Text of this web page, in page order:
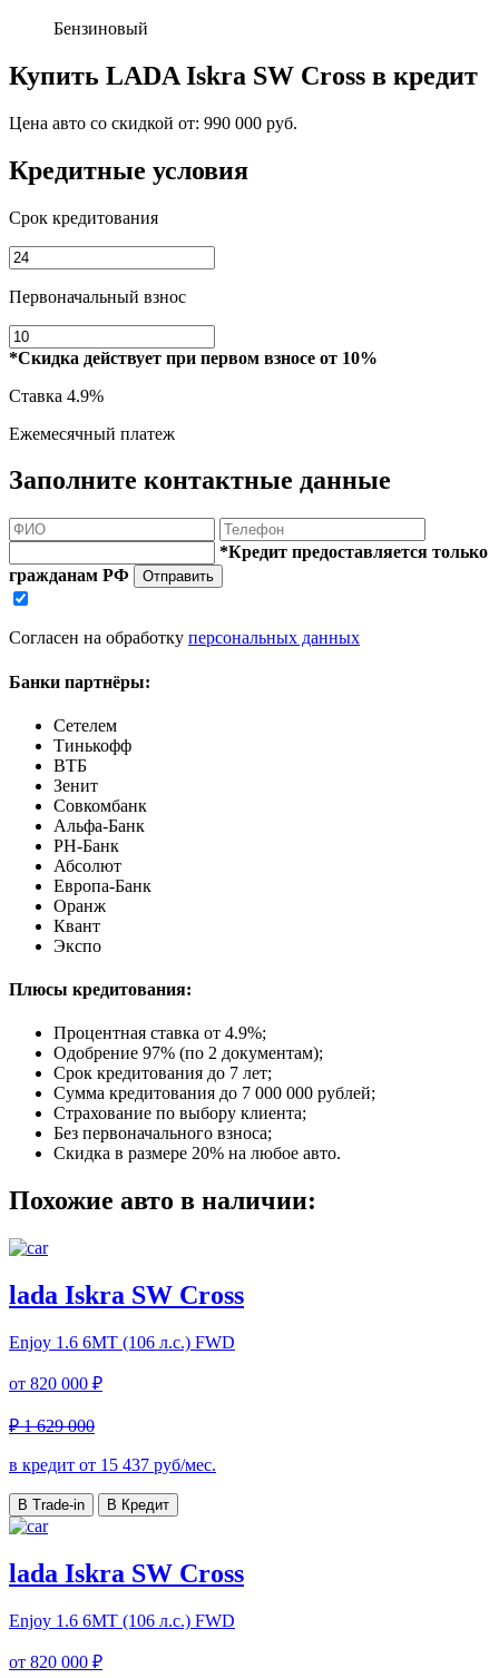
Бензиновый
Купить LADA Iskra SW Cross в кредит
Цена авто со скидкой от: 990 000 руб.
Кредитные условия
Срок кредитования
Первоначальный взнос
*Скидка действует при первом взносе от 10%
Ставка 4.9%
Ежемесячный платеж
Заполните контактные данные
*Кредит предоставляется только
гражданам РФ
Отправить
Согласен на обработку персональных данных
Банки партнёры:
Сетелем
Тинькофф
ВТБ
Зенит
Совкомбанк
Альфа-Банк
РН-Банк
Абсолют
Европа-Банк
Оранж
Квант
Экспо
Плюсы кредитования:
Процентная ставка от 4.9%;
Одобрение 97% (по 2 документам);
Срок кредитования до 7 лет;
Сумма кредитования до 7 000 000 рублей;
Страхование по выбору клиента;
Без первоначального взноса;
Скидка в размере 20% на любое авто.
Похожие авто в наличии:
lada Iskra SW Cross
Enjoy 1.6 6МТ (106 л.с.) FWD
от 820 000 ₽
₽ 1 629 000
в кредит от 15 437 руб/мес.
В Trade-in В Кредит
lada Iskra SW Cross
Enjoy 1.6 6МТ (106 л.с.) FWD
от 820 000 ₽